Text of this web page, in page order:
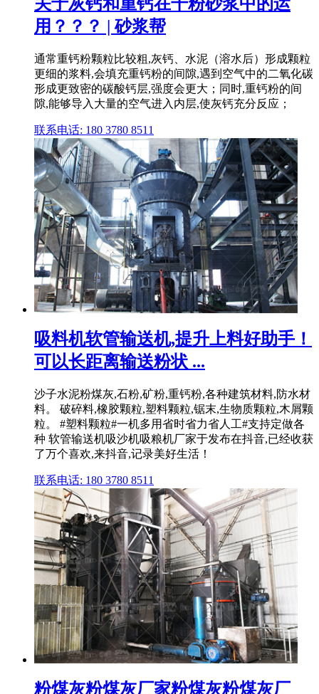
关于灰钙和重钙在干粉砂浆中的运
用？？？ | 砂浆帮
通常重钙粉颗粒比较粗,灰钙、水泥（溶水后）形成颗粒
更细的浆料,会填充重钙粉的间隙,遇到空气中的二氧化碳
形成更致密的碳酸钙层,强度会更大；同时,重钙粉的间
隙,能够导入大量的空气进入内层,使灰钙充分反应；
联系电话: 180 3780 8511
吸料机软管输送机,提升上料好助手！
可以长距离输送粉状 ...
沙子水泥粉煤灰,石粉,矿粉,重钙粉,各种建筑材料,防水材
料。 破碎料,橡胶颗粒,塑料颗粒,锯末,生物质颗粒,木屑颗
粒。 #塑料颗粒#一机多用省时省力省人工#支持定做各
种 软管输送机吸沙机吸粮机厂家于发布在抖音,已经收获
了万个喜欢,来抖音,记录美好生活！
联系电话: 180 3780 8511
粉煤灰粉煤灰厂家粉煤灰粉煤灰厂